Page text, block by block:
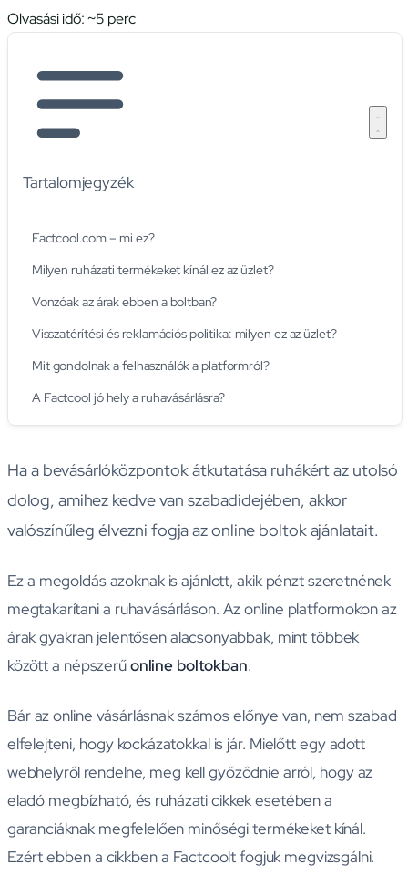
Olvasási idő: ~5 perc
Tartalomjegyzék
Factcool.com – mi ez?
Milyen ruházati termékeket kínál ez az üzlet?
Vonzóak az árak ebben a boltban?
Visszatérítési és reklamációs politika: milyen ez az üzlet?
Mit gondolnak a felhasználók a platformról?
A Factcool jó hely a ruhavásárlásra?
Ha a bevásárlóközpontok átkutatása ruhákért az utolsó
dolog, amihez kedve van szabadidejében, akkor
valószínűleg élvezni fogja az online boltok ajánlatait.
Ez a megoldás azoknak is ajánlott, akik pénzt szeretnének
megtakarítani a ruhavásárláson. Az online platformokon az
árak gyakran jelentősen alacsonyabbak, mint többek
között a népszerűonline boltokban.
Bár az online vásárlásnak számos előnye van, nem szabad
elfelejteni, hogy kockázatokkal is jár. Mielőtt egy adott
webhelyről rendelne, meg kell győződnie arról, hogy az
eladó megbízható, és ruházati cikkek esetében a
garanciáknak megfelelően minőségi termékeket kínál.
Ezért ebben a cikkben a Factcoolt fogjuk megvizsgálni.